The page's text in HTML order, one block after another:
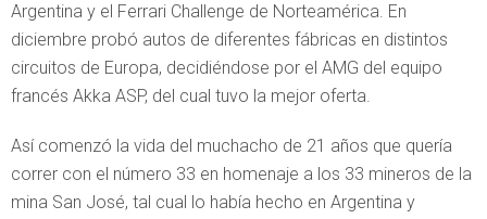
Argentina y el Ferrari Challenge de Norteamérica. En
diciembre probó autos de diferentes fábricas en distintos
circuitos de Europa, decidiéndose por el AMG del equipo
francés Akka ASP, del cual tuvo la mejor oferta.
Así comenzó la vida del muchacho de 21 años que quería
correr con el número 33 en homenaje a los 33 mineros de la
mina San José, tal cual lo había hecho en Argentina y